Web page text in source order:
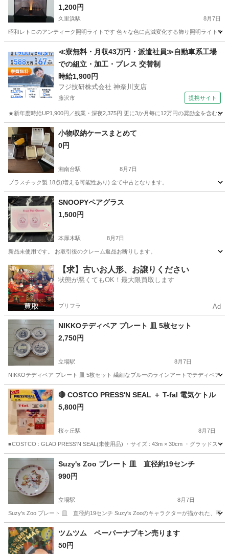
1,200円
久里浜駅 8月7日
昭和レトロのアンティーク照明ライトです 色々な色に点滅変化する飾り照明ライト
久里浜駅 家庭用品
≪寮無料・月収43万円・派遣社員≫自動車系工場
での組立・加工・プレス 交替制
時給1,900円
フジ技研株式会社 神奈川支店
藤沢市 提携サイト
★新年度時給UP1,900円／残業・深夜2,375円 更に3か月毎に12万円の奨励金を含む
神奈川 藤沢市 その他
小物収納ケースまとめて
0円
湘南台駅 8月7日
プラスチック製 18点(増える可能性あり) 全て中古となります。
神奈川 藤沢市 家庭用品
SNOOPYペアグラス
1,500円
本厚木駅 8月7日
新品未使用です。 お取引後のクレーム返品お断りします。
神奈川 厚木市 本厚木駅 食器 グラス
【求】古いお人形、お譲りください
状態が悪くてもOK！最大限買取します
プリフラ Ad
NIKKOテディベア プレート 皿 5枚セット
2,750円
立場駅 8月7日
NIKKOテディベア プレート 皿 5枚セット 繊細なブルーのラインアートでテディベア
神奈川 横浜市
🔴 COSTCO PRESS'N SEAL ＋ T-fal 電気ケトル
5,800円
桜ヶ丘駅 8月7日
■COSTCO : GLAD PRESS'N SEAL(未使用品) ・サイズ : 43m × 30cm ・グラッドス
神奈川 大和市 食器 ウェッジウッド
Suzy's Zoo プレート 皿 直径約19センチ
990円
立場駅 8月7日
Suzy's Zoo プレート 皿 直径約19センチ Suzy's Zooのキャラクターが描かれた、可
神奈川 横浜市 立場駅
ツムツム ペーパーナプキン売ります
50円